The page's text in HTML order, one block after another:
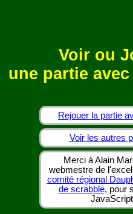
Voir ou
une partie
Rejouer la partie
Voir les autres
Merci à Alain
webmestre de
comité régional
de scrabble, pour
JavaScript